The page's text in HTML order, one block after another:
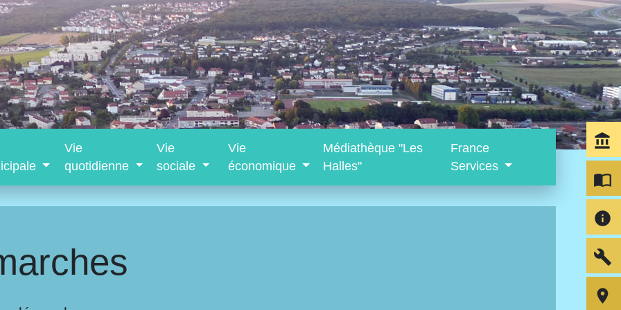
Vie
quotidienne
Vie
sociale
Vie
économique
Médiathèque "Les
Halles"
France
Services
account_balance
import_contacts
info
build
room